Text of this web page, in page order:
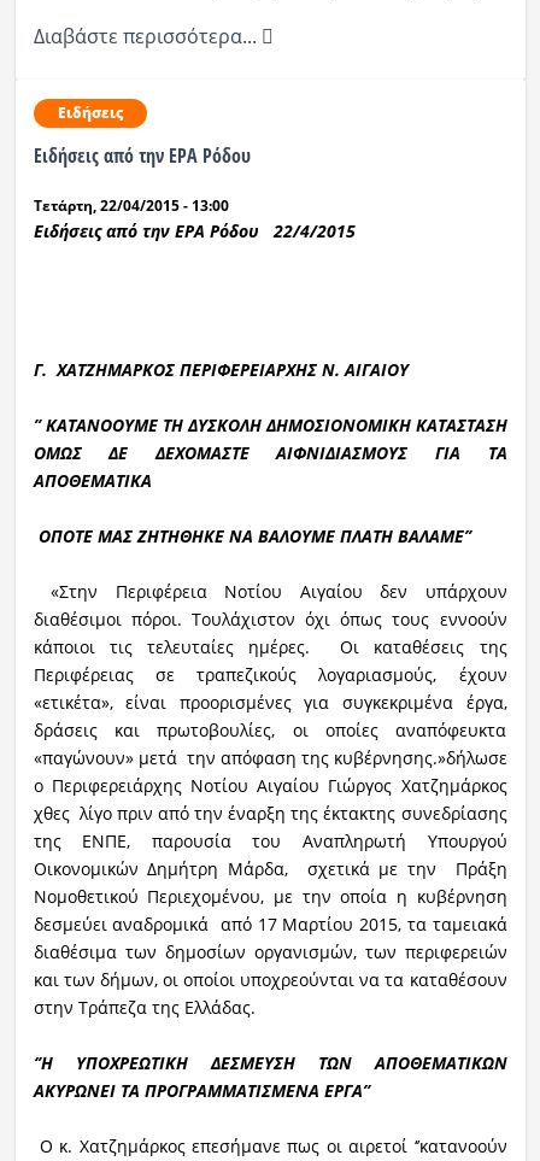
Διαβάστε περισσότερα...
Ειδήσεις
Ειδήσεις από την ΕΡΑ Ρόδου
Τετάρτη, 22/04/2015 - 13:00
Ειδήσεις από την ΕΡΑ Ρόδου 22/4/2015
Γ. ΧΑΤΖΗΜΑΡΚΟΣ ΠΕΡΙΦΕΡΕΙΑΡΧΗΣ Ν. ΑΙΓΑΙΟΥ
’’ ΚΑΤΑΝΟΟΥΜΕ ΤΗ ΔΥΣΚΟΛΗ ΔΗΜΟΣΙΟΝΟΜΙΚΗ ΚΑΤΑΣΤΑΣΗ
ΟΜΩΣ ΔΕ ΔΕΧΟΜΑΣΤΕ ΑΙΦΝΙΔΙΑΣΜΟΥΣ ΓΙΑ ΤΑ
ΑΠΟΘΕΜΑΤΙΚΑ
ΟΠΟΤΕ ΜΑΣ ΖΗΤΗΘΗΚΕ ΝΑ ΒΑΛΟΥΜΕ ΠΛΑΤΗ ΒΑΛΑΜΕ’’
«Στην Περιφέρεια Νοτίου Αιγαίου δεν υπάρχουν
διαθέσιμοι πόροι. Τουλάχιστον όχι όπως τους εννοούν
κάποιοι τις τελευταίες ημέρες. Οι καταθέσεις της
Περιφέρειας σε τραπεζικούς λογαριασμούς, έχουν
«ετικέτα», είναι προορισμένες για συγκεκριμένα έργα,
δράσεις και πρωτοβουλίες, οι οποίες αναπόφευκτα
«παγώνουν» μετά την απόφαση της κυβέρνησης.»δήλωσε
ο Περιφερειάρχης Νοτίου Αιγαίου Γιώργος Χατζημάρκος
χθες λίγο πριν από την έναρξη της έκτακτης συνεδρίασης
της ΕΝΠΕ, παρουσία του Αναπληρωτή Υπουργού
Οικονομικών Δημήτρη Μάρδα, σχετικά με την Πράξη
Νομοθετικού Περιεχομένου, με την οποία η κυβέρνηση
δεσμεύει αναδρομικά από 17 Μαρτίου 2015, τα ταμειακά
διαθέσιμα των δημοσίων οργανισμών, των περιφερειών
και των δήμων, οι οποίοι υποχρεούνται να τα καταθέσουν
στην Τράπεζα της Ελλάδας.
‘’Η ΥΠΟΧΡΕΩΤΙΚΗ ΔΕΣΜΕΥΣΗ ΤΩΝ ΑΠΟΘΕΜΑΤΙΚΩΝ
ΑΚΥΡΩΝΕΙ ΤΑ ΠΡΟΓΡΑΜΜΑΤΙΣΜΕΝΑ ΕΡΓΑ’’
Ο κ. Χατζημάρκος επεσήμανε πως οι αιρετοί ‘’κατανοούν